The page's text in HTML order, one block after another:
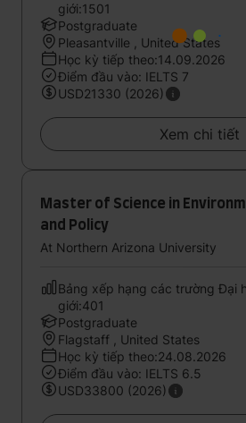
giới:1501
Postgraduate
Pleasantville , United States
Học kỳ tiếp theo:14.09.2026
Điểm đầu vào: IELTS 7
USD21330 (2026)
Xem chi tiết
Master of Science in
and Policy
At Northern Arizona University
Bảng xếp hạng các trường Đại
giới:401
Postgraduate
Flagstaff , United States
Học kỳ tiếp theo:24.08.2026
Điểm đầu vào: IELTS 6.5
USD33800 (2026)